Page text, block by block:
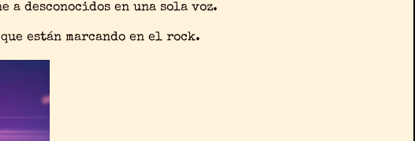
a desconocidos en una sola voz.
están marcando en el rock.